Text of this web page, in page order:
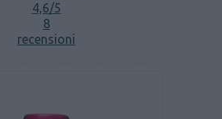
4,6/5
8
recensioni